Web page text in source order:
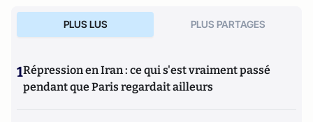
PLUS LUS PLUS PARTAGES
1Répression en Iran : ce qui s'est vraiment passé
pendant que Paris regardait ailleurs